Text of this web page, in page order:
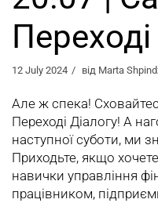
12 July 2024 від Marta
Але ж спека!
Переході Діалогу! А
наступної суботи, ми
Приходьте, якщо
навички управління
працівником,